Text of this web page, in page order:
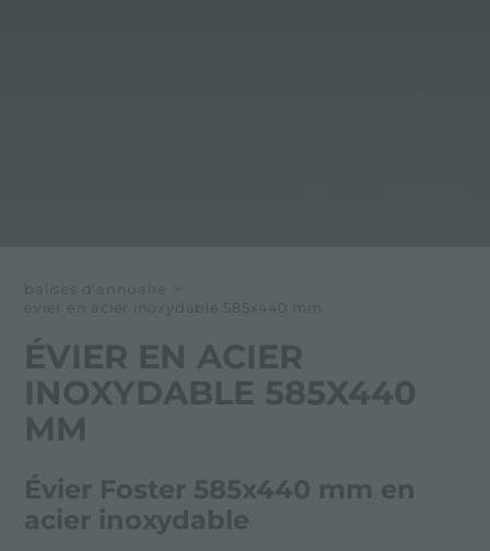
balises d'annuaire
>
évier en acier inoxydable 585x440 mm
ÉVIER EN ACIER
INOXYDABLE 585X440
MM
Évier Foster 585x440 mm en
acier inoxydable